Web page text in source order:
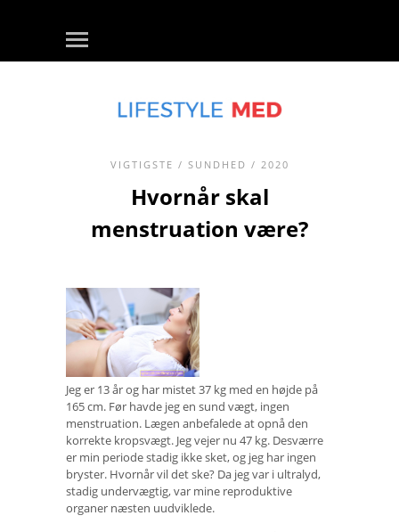
VIGTIGSTE / SUNDHED / 2020
Hvornår skal
menstruation være?
Jeg er 13 år og har mistet 37 kg med en højde på
165 cm. Før havde jeg en sund vægt, ingen
menstruation. Lægen anbefalede at opnå den
korrekte kropsvægt. Jeg vejer nu 47 kg. Desværre
er min periode stadig ikke sket, og jeg har ingen
bryster. Hvornår vil det ske? Da jeg var i ultralyd,
stadig undervægtig, var mine reproduktive
organer næsten uudviklede.